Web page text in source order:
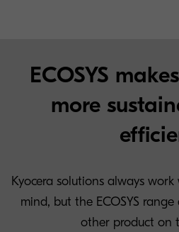
ECOSYS
more
Kyocera solutions always
mind, but the ECOSYS
other product on